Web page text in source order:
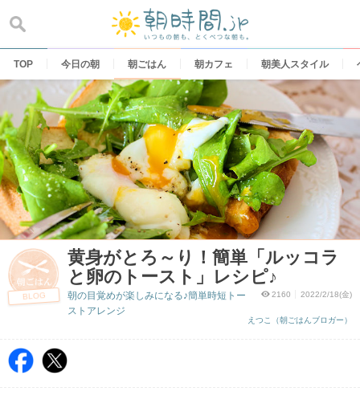
content
TOP 今日の朝 朝ごはん 朝カフェ 朝美人スタイル
BLOG
黄身がとろ～り！簡単「ルッコラ
と卵のトースト」レシピ♪
2160 2022/2/18(金)
えつこ（朝ごはんブロガー）
朝の目覚めが楽しみになる♪簡単時短トー
ストアレンジ